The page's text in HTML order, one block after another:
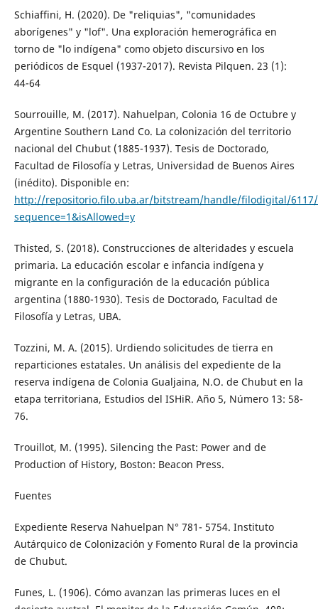
Schiaffini, H. (2020). De "reliquias", "comunidades
aborígenes" y "lof". Una exploración hemerográfica en
torno de "lo indígena" como objeto discursivo en los
periódicos de Esquel (1937-2017). Revista Pilquen. 23 (1):
44-64
Sourrouille, M. (2017). Nahuelpan, Colonia 16 de Octubre y
Argentine Southern Land Co. La colonización del territorio
nacional del Chubut (1885-1937). Tesis de Doctorado,
Facultad de Filosofía y Letras, Universidad de Buenos Aires
(inédito). Disponible en:
http://repositorio.filo.uba.ar/bitstream/handle/filodigital/6117/
sequence=1&isAllowed=y
Thisted, S. (2018). Construcciones de alteridades y escuela
primaria. La educación escolar e infancia indígena y
migrante en la configuración de la educación pública
argentina (1880-1930). Tesis de Doctorado, Facultad de
Filosofía y Letras, UBA.
Tozzini, M. A. (2015). Urdiendo solicitudes de tierra en
reparticiones estatales. Un análisis del expediente de la
reserva indígena de Colonia Gualjaina, N.O. de Chubut en la
etapa territoriana, Estudios del ISHiR. Año 5, Número 13: 58-
76.
Trouillot, M. (1995). Silencing the Past: Power and de
Production of History, Boston: Beacon Press.
Fuentes
Expediente Reserva Nahuelpan N° 781- 5754. Instituto
Autárquico de Colonización y Fomento Rural de la provincia
de Chubut.
Funes, L. (1906). Cómo avanzan las primeras luces en el